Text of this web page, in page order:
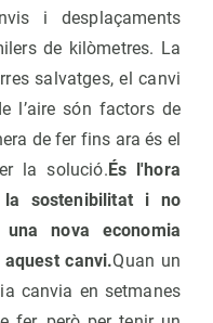
i desplaçaments
de kilòmetres. La
salvatges, el canvi
l’aire són factors de
de fer fins ara és el
la solució. És l'hora
sostenibilitat i no
nova economia
canvi.Quan un
canvia en setmanes